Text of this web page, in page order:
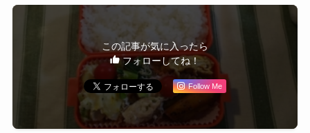
この記事が気に入ったら
フォローしてね！
Follow Me